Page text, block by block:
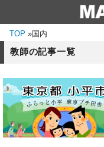
TOP »国内
教師の記事一覧